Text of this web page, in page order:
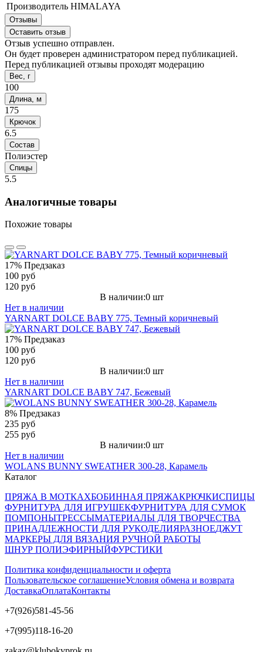
Производитель HIMALAYA
Отзывы
Оставить отзыв
Отзыв успешно отправлен.
Он будет проверен администратором перед публикацией.
Перед публикацией отзывы проходят модерацию
Вес, г
100
Длина, м
175
Крючок
6.5
Состав
Полиэстер
Спицы
5.5
Аналогичные товары
Похожие товары
17% Предзаказ
100 руб
120 руб
В наличии:0 шт
Нет в наличии
YARNART DOLCE BABY 775, Темный коричневый
17% Предзаказ
100 руб
120 руб
В наличии:0 шт
Нет в наличии
YARNART DOLCE BABY 747, Бежевый
8% Предзаказ
235 руб
255 руб
В наличии:0 шт
Нет в наличии
WOLANS BUNNY SWEATHER 300-28, Карамель
Каталог
ПРЯЖА В МОТКАХБОБИННАЯ ПРЯЖАКРЮЧКИСПИЦЫ
ФУРНИТУРА ДЛЯ ИГРУШЕКФУРНИТУРА ДЛЯ СУМОК
ПОМПОНЫТРЕССЫМАТЕРИАЛЫ ДЛЯ ТВОРЧЕСТВА
ПРИНАДЛЕЖНОСТИ ДЛЯ РУКОДЕЛИЯРАЗНОЕДЖУТ
МАРКЕРЫ ДЛЯ ВЯЗАНИЯ РУЧНОЙ РАБОТЫ
ШНУР ПОЛИЭФИРНЫЙФУРСТИКИ
Политика конфиденциальности и оферта
Пользовательское соглашениеУсловия обмена и возврата
ДоставкаОплатаКонтакты
+7(926)581-45-56
+7(995)118-16-20